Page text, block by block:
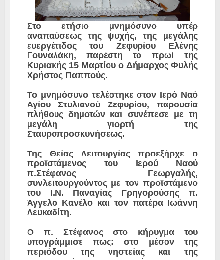
Στο ετήσιο μνημόσυνο υπέρ
αναπαύσεως της ψυχής, της μεγάλης
ευεργέτιδος του Ζεφυρίου Ελένης
Γουναλάκη, παρέστη το πρωί της
Κυριακής 15 Μαρτίου ο Δήμαρχος Φυλής
Χρήστος Παππούς.
Το μνημόσυνο τελέστηκε στον Ιερό Ναό
Αγίου Στυλιανού Ζεφυρίου, παρουσία
πλήθους δημοτών και συνέπεσε με τη
μεγάλη γιορτή της
Σταυροπροσκυνήσεως.
Της Θείας Λειτουργίας προεξήρχε ο
προϊστάμενος του Ιερού Ναού
π.Στέφανος Γεωργαλής,
συνλειτουργούντος με τον προϊστάμενο
του Ι.Ν. Παναγίας Γρηγορούσης π.
Άγγελο Κανέλο και τον πατέρα Ιωάννη
Λευκαδίτη.
Ο π. Στέφανος στο κήρυγμα του
υπογράμμισε πως: στο μέσον της
περιόδου της νηστείας και της